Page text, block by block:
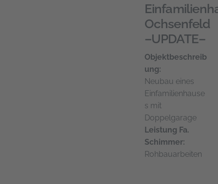
Ochsenfeld
–UPDATE–
Objektbeschreib
ung:
Neubau eines
Einfamilienhause
s mit
Doppelgarage
Leistung Fa.
Schimmer:
Rohbauarbeiten